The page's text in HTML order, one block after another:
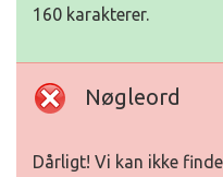
160 karakterer.
Nøgleord
Dårligt! Vi kan ikke